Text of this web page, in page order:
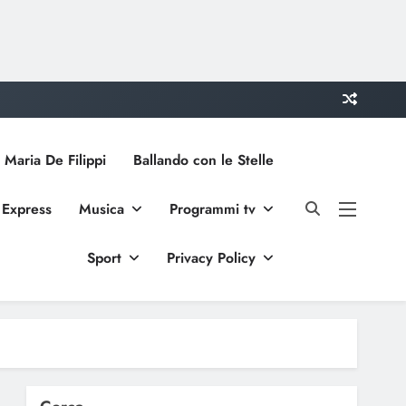
De Filippi Ballando con le Stelle
Musica Programmi tv
Sport Privacy Policy